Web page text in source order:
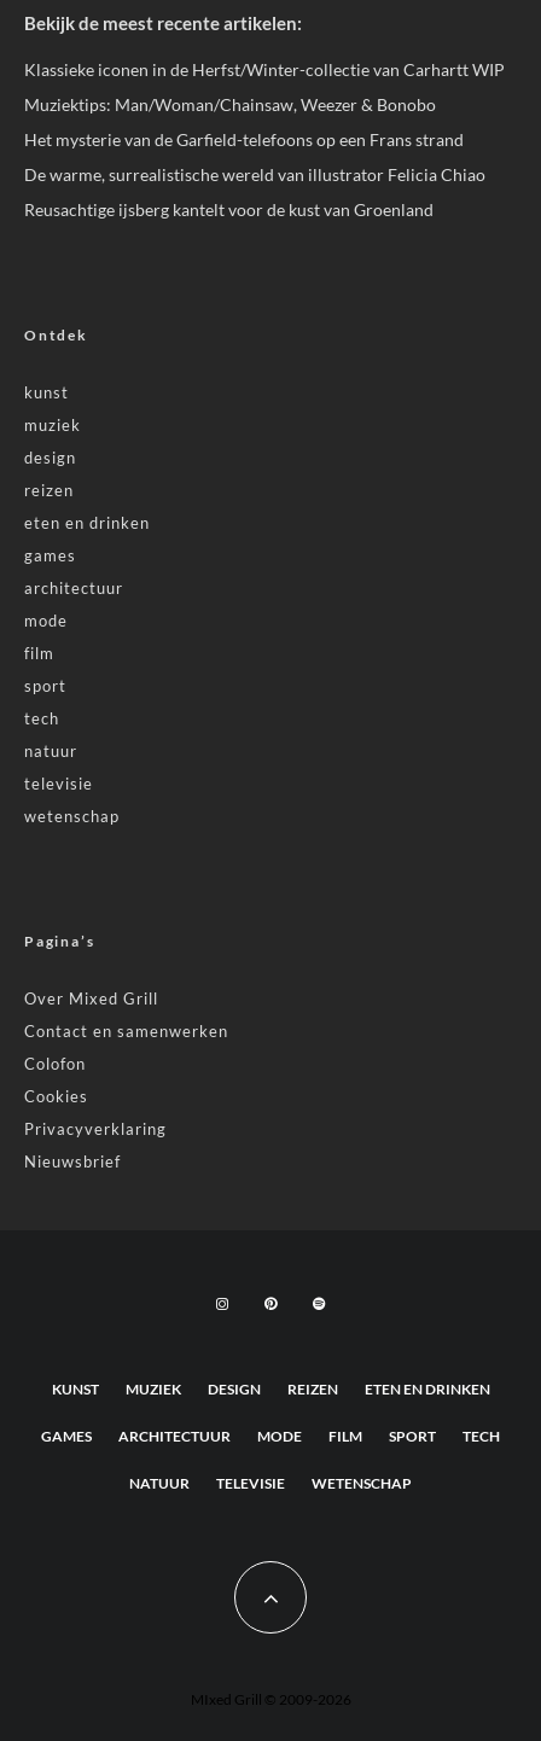
Bekijk de meest recente artikelen:
Klassieke iconen in de Herfst/Winter-collectie van Carhartt WIP
Muziektips: Man/Woman/Chainsaw, Weezer & Bonobo
Het mysterie van de Garfield-telefoons op een Frans strand
De warme, surrealistische wereld van illustrator Felicia Chiao
Reusachtige ijsberg kantelt voor de kust van Groenland
Ontdek
kunst
muziek
design
reizen
eten en drinken
games
architectuur
mode
film
sport
tech
natuur
televisie
wetenschap
Pagina’s
Over Mixed Grill
Contact en samenwerken
Colofon
Cookies
Privacyverklaring
Nieuwsbrief
KUNST MUZIEK DESIGN REIZEN ETEN EN DRINKEN
GAMES ARCHITECTUUR MODE FILM SPORT TECH
NATUUR TELEVISIE WETENSCHAP
MIxed Grill © 2009-2026